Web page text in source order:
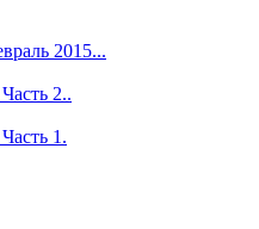
2015...
2..
1.